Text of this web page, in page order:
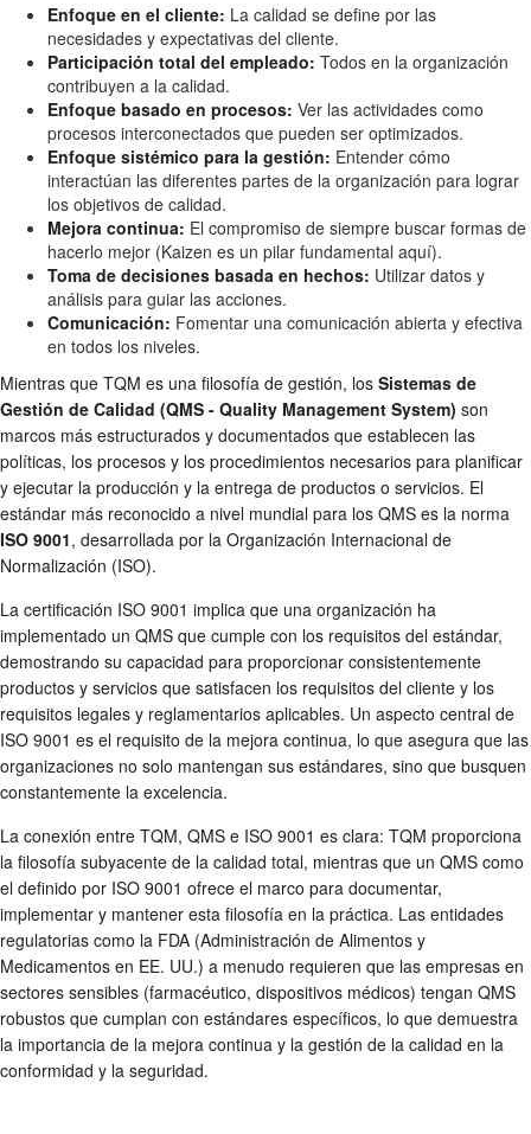
Enfoque en el cliente: La calidad se define por las
necesidades y expectativas del cliente.
Participación total del empleado: Todos en la organización
contribuyen a la calidad.
Enfoque basado en procesos: Ver las actividades como
procesos interconectados que pueden ser optimizados.
Enfoque sistémico para la gestión: Entender cómo
interactúan las diferentes partes de la organización para lograr
los objetivos de calidad.
Mejora continua: El compromiso de siempre buscar formas de
hacerlo mejor (Kaizen es un pilar fundamental aquí).
Toma de decisiones basada en hechos: Utilizar datos y
análisis para guiar las acciones.
Comunicación: Fomentar una comunicación abierta y efectiva
en todos los niveles.
Mientras que TQM es una filosofía de gestión, los Sistemas de
Gestión de Calidad (QMS - Quality Management System) son
marcos más estructurados y documentados que establecen las
políticas, los procesos y los procedimientos necesarios para planificar
y ejecutar la producción y la entrega de productos o servicios. El
estándar más reconocido a nivel mundial para los QMS es la norma
ISO 9001, desarrollada por la Organización Internacional de
Normalización (ISO).
La certificación ISO 9001 implica que una organización ha
implementado un QMS que cumple con los requisitos del estándar,
demostrando su capacidad para proporcionar consistentemente
productos y servicios que satisfacen los requisitos del cliente y los
requisitos legales y reglamentarios aplicables. Un aspecto central de
ISO 9001 es el requisito de la mejora continua, lo que asegura que las
organizaciones no solo mantengan sus estándares, sino que busquen
constantemente la excelencia.
La conexión entre TQM, QMS e ISO 9001 es clara: TQM proporciona
la filosofía subyacente de la calidad total, mientras que un QMS como
el definido por ISO 9001 ofrece el marco para documentar,
implementar y mantener esta filosofía en la práctica. Las entidades
regulatorias como la FDA (Administración de Alimentos y
Medicamentos en EE. UU.) a menudo requieren que las empresas en
sectores sensibles (farmacéutico, dispositivos médicos) tengan QMS
robustos que cumplan con estándares específicos, lo que demuestra
la importancia de la mejora continua y la gestión de la calidad en la
conformidad y la seguridad.